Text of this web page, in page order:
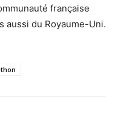
française
aussi du Royaume-Uni.